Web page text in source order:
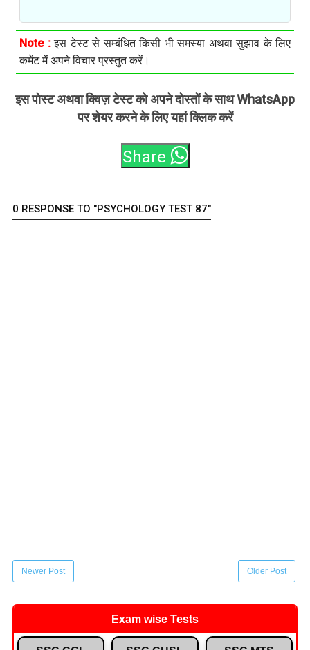
Note :इस टेस्ट से सम्बंधित किसी भी समस्या अथवा सुझाव के लिए
कमेंट में अपने विचार प्रस्तुत करें।
इस पोस्ट अथवा क्विज़ टेस्ट को अपने दोस्तों के साथ WhatsApp
पर शेयर करने के लिए यहां क्लिक करें
Share
0 RESPONSE TO "PSYCHOLOGY TEST 87"
Newer Post Older Post
Exam wise Tests